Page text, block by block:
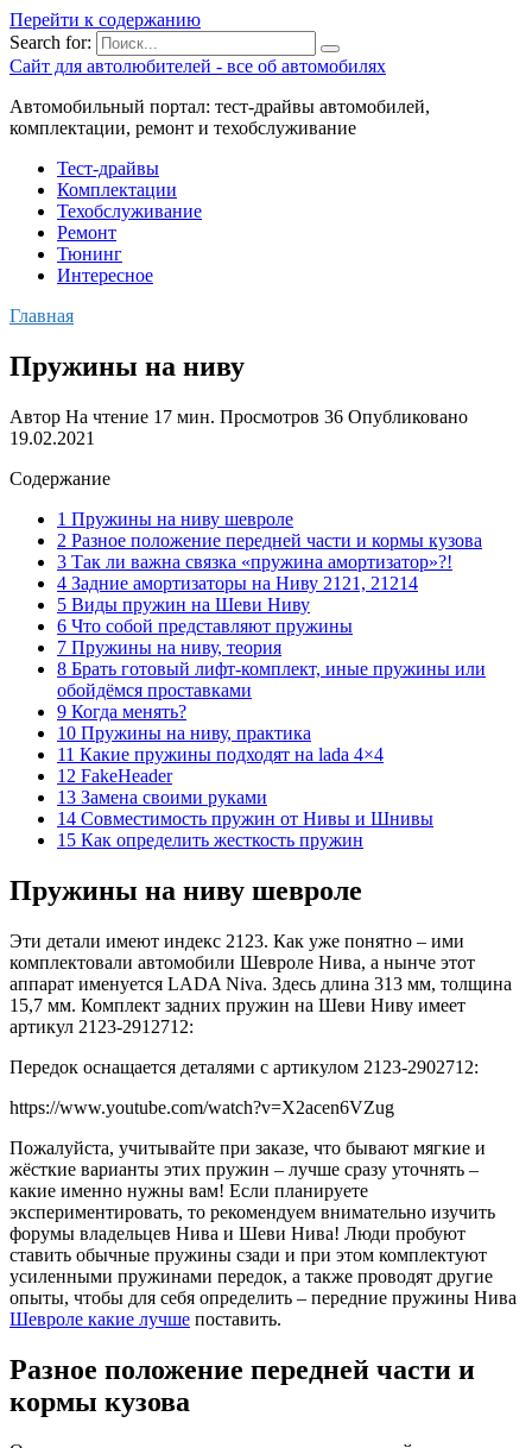
Перейти к содержанию
Search for:
Сайт для автолюбителей - все об автомобилях
Автомобильный портал: тест-драйвы автомобилей,
комплектации, ремонт и техобслуживание
Тест-драйвы
Комплектации
Техобслуживание
Ремонт
Тюнинг
Интересное
Главная
Пружины на ниву
Автор На чтение 17 мин. Просмотров 36 Опубликовано
19.02.2021
Содержание
1 Пружины на ниву шевроле
2 Разное положение передней части и кормы кузова
3 Так ли важна связка «пружина амортизатор»?!
4 Задние амортизаторы на Ниву 2121, 21214
5 Виды пружин на Шеви Ниву
6 Что собой представляют пружины
7 Пружины на ниву, теория
8 Брать готовый лифт-комплект, иные пружины или
обойдёмся проставками
9 Когда менять?
10 Пружины на ниву, практика
11 Какие пружины подходят на lada 4×4
12 FakeHeader
13 Замена своими руками
14 Совместимость пружин от Нивы и Шнивы
15 Как определить жесткость пружин
Пружины на ниву шевроле
Эти детали имеют индекс 2123. Как уже понятно – ими
комплектовали автомобили Шевроле Нива, а нынче этот
аппарат именуется LADA Niva. Здесь длина 313 мм, толщина
15,7 мм. Комплект задних пружин на Шеви Ниву имеет
артикул 2123-2912712:
Передок оснащается деталями с артикулом 2123-2902712:
https://www.youtube.com/watch?v=X2acen6VZug
Пожалуйста, учитывайте при заказе, что бывают мягкие и
жёсткие варианты этих пружин – лучше сразу уточнять –
какие именно нужны вам! Если планируете
экспериментировать, то рекомендуем внимательно изучить
форумы владельцев Нива и Шеви Нива! Люди пробуют
ставить обычные пружины сзади и при этом комплектуют
усиленными пружинами передок, а также проводят другие
опыты, чтобы для себя определить – передние пружины Нива
Шевроле какие лучше поставить.
Разное положение передней части и
кормы кузова